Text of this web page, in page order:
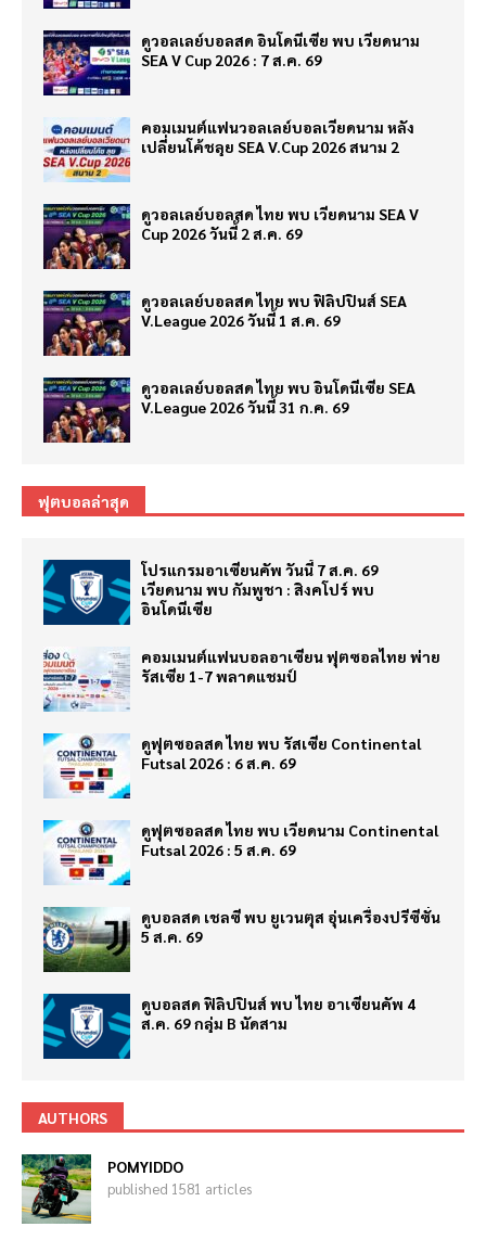
ดูวอลเลย์บอลสด อินโดนีเซีย พบ เวียดนาม
SEA V Cup 2026 : 7 ส.ค. 69
คอมเมนต์แฟนวอลเลย์บอลเวียดนาม หลัง
เปลี่ยนโค้ชลุย SEA V.Cup 2026 สนาม 2
ดูวอลเลย์บอลสด ไทย พบ เวียดนาม SEA V
Cup 2026 วันนี้ 2 ส.ค. 69
ดูวอลเลย์บอลสด ไทย พบ ฟิลิปปินส์ SEA
V.League 2026 วันนี้ 1 ส.ค. 69
ดูวอลเลย์บอลสด ไทย พบ อินโดนีเซีย SEA
V.League 2026 วันนี้ 31 ก.ค. 69
ฟุตบอลล่าสุด
โปรแกรมอาเซียนคัพ วันนี้ 7 ส.ค. 69
เวียดนาม พบ กัมพูชา : สิงคโปร์ พบ
อินโดนีเซีย
คอมเมนต์แฟนบอลอาเซียน ฟุตซอลไทย พ่าย
รัสเซีย 1-7 พลาดแชมป์
ดูฟุตซอลสด ไทย พบ รัสเซีย Continental
Futsal 2026 : 6 ส.ค. 69
ดูฟุตซอลสด ไทย พบ เวียดนาม Continental
Futsal 2026 : 5 ส.ค. 69
ดูบอลสด เชลซี พบ ยูเวนตุส อุ่นเครื่องปรีซีซั่น
5 ส.ค. 69
ดูบอลสด ฟิลิปปินส์ พบ ไทย อาเซียนคัพ 4
ส.ค. 69 กลุ่ม B นัดสาม
AUTHORS
POMYIDDO
published 1581 articles